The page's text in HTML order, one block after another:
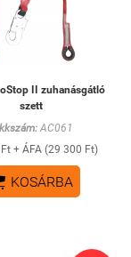
II zuhanásgátló
szett
AC061
+ ÁFA (29 300 Ft)
KOSÁRBA